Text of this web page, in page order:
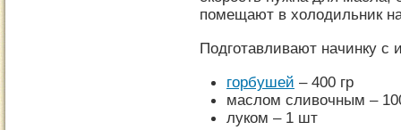
помещают в холодильник
Подготавливают начинку с
горбушей – 400 гр
маслом сливочным –
луком – 1 шт